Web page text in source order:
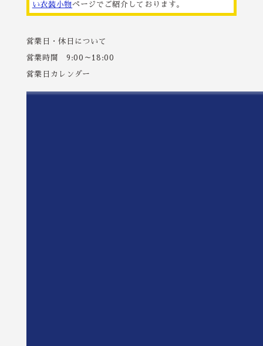
い衣装小物ページでご紹介しております。
営業日・休日について
営業時間 9:00～18:00
営業日カレンダー